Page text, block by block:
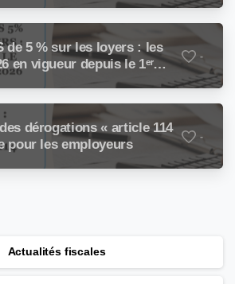
de 5 % sur les loyers : les
en vigueur depuis le 1ᵉʳ
-
dérogations « article 114
pour les employeurs
-
Actualités fiscales